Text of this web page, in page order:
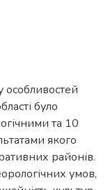
особливостей
було
та 10
якого
районів.
умов,